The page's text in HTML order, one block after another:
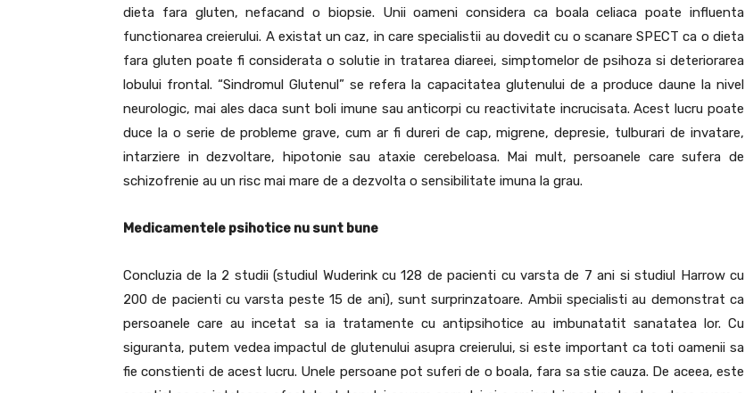
dieta fara gluten, nefacand o biopsie. Unii oameni considera ca boala celiaca poate influenta
functionarea creierului. A existat un caz, in care specialistii au dovedit cu o scanare SPECT ca o dieta
fara gluten poate fi considerata o solutie in tratarea diareei, simptomelor de psihoza si deteriorarea
lobului frontal. “Sindromul Glutenul” se refera la capacitatea glutenului de a produce daune la nivel
neurologic, mai ales daca sunt boli imune sau anticorpi cu reactivitate incrucisata. Acest lucru poate
duce la o serie de probleme grave, cum ar fi dureri de cap, migrene, depresie, tulburari de invatare,
intarziere in dezvoltare, hipotonie sau ataxie cerebeloasa. Mai mult, persoanele care sufera de
schizofrenie au un risc mai mare de a dezvolta o sensibilitate imuna la grau.
Medicamentele psihotice nu sunt bune
Concluzia de la 2 studii (studiul Wuderink cu 128 de pacienti cu varsta de 7 ani si studiul Harrow cu
200 de pacienti cu varsta peste 15 de ani), sunt surprinzatoare. Ambii specialisti au demonstrat ca
persoanele care au incetat sa ia tratamente cu antipsihotice au imbunatatit sanatatea lor. Cu
siguranta, putem vedea impactul de glutenului asupra creierului, si este important ca toti oamenii sa
fie constienti de acest lucru. Unele persoane pot suferi de o boala, fara sa stie cauza. De aceea, este